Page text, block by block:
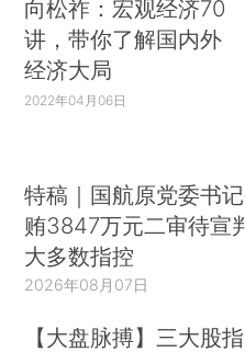
向松祚：宏观经济70
讲，带你了解国内外
经济大局
2022年04月06日
特稿｜国航原党委书
贿3847万元二审待宣
大多数指控
2026年08月07日
【大盘脉搏】三大股